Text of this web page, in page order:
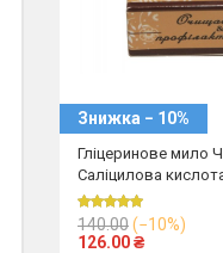
Знижка − 10%
Гліцеринове мило
Саліцилова
140.00(−10%)
126.00₴